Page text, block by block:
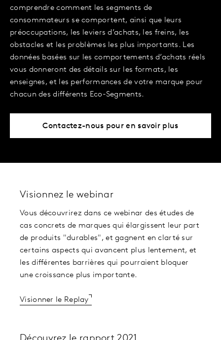
comprendre comment les segments de
consommateurs se comportent, ainsi que leurs
préoccupations, les leviers d’achats, les freins, les
obstacles et les problèmes les plus importants. Les
données basées sur les comportements d’achats réels
vous donneront des détails sur les formats, les
enseignes, et les performances de votre marque pour
chacun des différents Eco-Segments.
Contactez-nous pour en savoir plus
Visionnez le webinar
Vous découvrirez dans ce webinar des études de
cas concrets de marques qui élargissent leur part
de produits "durables", et gagnent en clarté sur
certains aspects qui avancent plus lentement, et
les différentes barrières qui pourraient bloquer
une croissance plus importante.
Visionner le Replay